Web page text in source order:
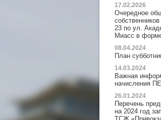
17.02.2026
Очередное
23 по ул.
Миасс в
08.04.2024
План
14.03.2024
Важная
начисления
26.01.2024
Перечень
на 2024 год